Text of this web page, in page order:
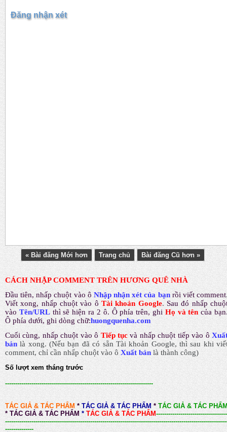
Đăng nhận xét
« Bài đăng Mới hơn Trang chủ Bài đăng Cũ hơn »
CÁCH NHẬP COMMENT TRÊN HƯƠNG QUÊ NHÀ
Đầu tiên, nhấp chuột vào ô Nhập nhận xét của bạn rồi viết comment
Viết xong, nhấp chuột vào ô Tài khoản Google. Sau đó nhấp
vào Tên/URL thì sẽ hiện ra 2 ô. Ô phía trên, ghi Họ và tên của
Ô phía dưới, ghi dòng chữ:huongquenha.com
Cuối cùng, nhấp chuột vào ô Tiếp tục và nhấp chuột tiếp vào ô
bản là xong.(Nếu bạn đã có sẵn Tài khoản Google, thì sau khi
comment, chỉ cần nhấp chuột vào ô Xuất bảnlà thành công)
Số lượt xem tháng trước
-------------------------------------------------------------------------
TÁC GIẢ & TÁC PHẨM * TÁC GIẢ & TÁC PHẨM * TÁC GIẢ & TÁC
* TÁC GIẢ & TÁC PHẨM *TÁC GIẢ & TÁC PHẨM-----------------------------------
--------------